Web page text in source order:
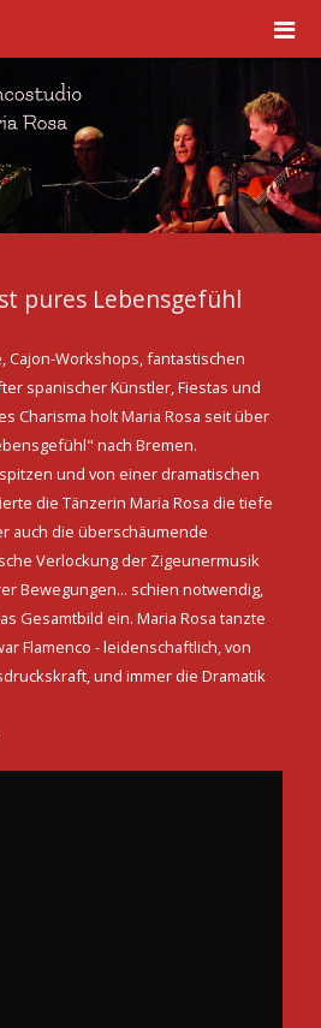
pures Lebensgefühl
Cajon-Workshops, fantastischen
spanischer Künstler, Fiestas und
Charisma holt Maria Rosa seit über
nach Bremen.
und von einer dramatischen
die Tänzerin Maria Rosa die tiefe
auch die überschäumende
Verlockung der Zigeunermusik
Bewegungen... schien notwendig,
Gesamtbild ein. Maria Rosa tanzte
Flamenco - leidenschaftlich, von
und immer die Dramatik